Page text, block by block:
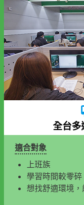
全台
適合對象
上班族
學習時間較零碎
想找舒適環境，